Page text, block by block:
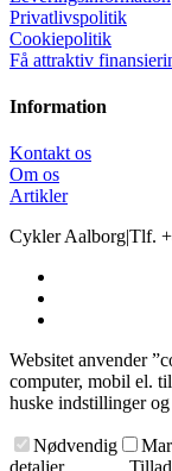
Privatlivspolitik
Cookiepolitik
Få attraktiv
Information
Kontakt os
Om os
Artikler
Cykler Aalborg|Tlf.
Websitet anvender
computer, mobil el.
huske indstillinger
Nødvendig
detaljer